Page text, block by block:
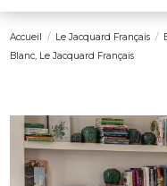
Accueil Le Jacquard Français
Blanc, Le Jacquard Français